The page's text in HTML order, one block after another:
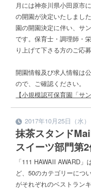
月には神奈川県小田原市
の開園が決定いたしました
園の開園決定に伴い、サ
です。保育士・調理師・
り上げて下さる方のご応
開園情報及び求人情報は
ので、ご確認ください。
【小規模認可保育園「サ
2017年10月25日（水）
抹茶スタンド
スイーツ部門第2
「111 HAWAII AWARD
ど、50のカテゴリーにつ
がそれぞれのベストラン